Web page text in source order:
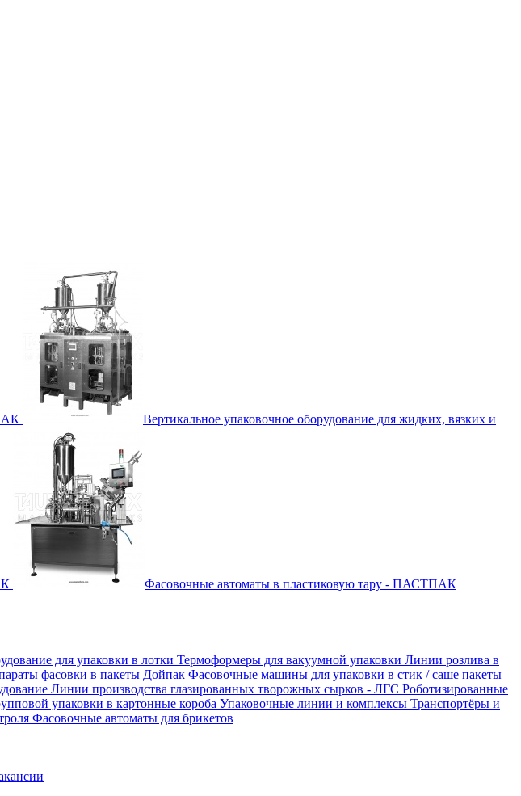
Вертикальное упаковочное оборудование для жидких, вязких и
Фасовочные автоматы в пластиковую тару - ПАСТПАК
для упаковки в лотки Термоформеры для вакуумной упаковки Линии розлива в
фасовки в пакеты Дойпак Фасовочные машины для упаковки в стик / саше пакеты
Линии производства глазированных творожных сырков - ЛГС Роботизированные
упаковки в картонные короба Упаковочные линии и комплексы Транспортёры и
Фасовочные автоматы для брикетов